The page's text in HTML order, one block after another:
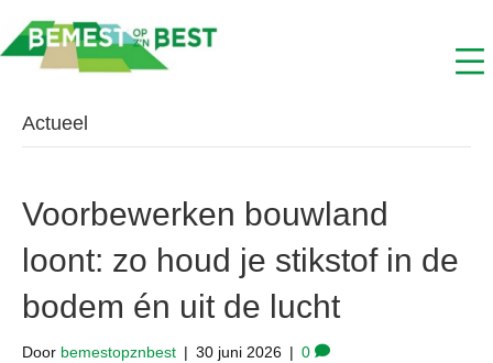
Actueel
Voorbewerken bouwland
loont: zo houd je stikstof in de
bodem én uit de lucht
Door bemestopznbest | 30 juni 2026 | 0